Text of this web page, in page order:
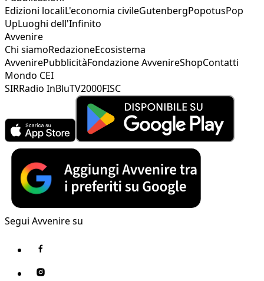
Edizioni localiL'economia civileGutenbergPopotusPop
UpLuoghi dell'Infinito
Avvenire
Chi siamoRedazioneEcosistema
AvvenirePubblicitàFondazione AvvenireShopContatti
Mondo CEI
SIRRadio InBluTV2000FISC
Segui Avvenire su